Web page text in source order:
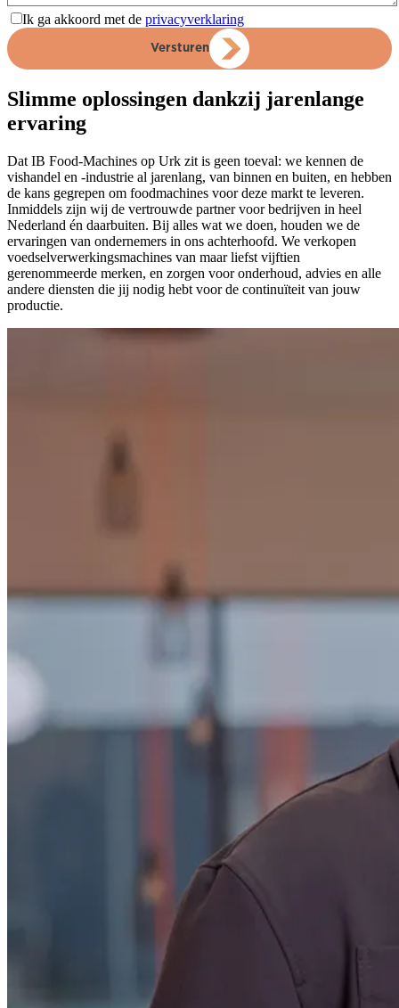
Ik ga akkoord met de privacyverklaring
Versturen
Slimme oplossingen dankzij jarenlange
ervaring
Dat IB Food-Machines op Urk zit is geen toeval: we kennen de
vishandel en -industrie al jarenlang, van binnen en buiten, en hebben
de kans gegrepen om foodmachines voor deze markt te leveren.
Inmiddels zijn wij de vertrouwde partner voor bedrijven in heel
Nederland én daarbuiten. Bij alles wat we doen, houden we de
ervaringen van ondernemers in ons achterhoofd. We verkopen
voedselverwerkingsmachines van maar liefst vijftien
gerenommeerde merken, en zorgen voor onderhoud, advies en alle
andere diensten die jij nodig hebt voor de continuïteit van jouw
productie.